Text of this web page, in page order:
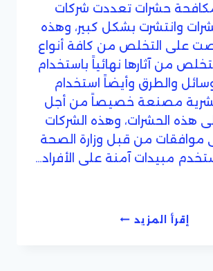
حشرات تعددت شركات
وانتشرت بشكل كبير، وهذه
على التخلص من كافة أنواع
من آثارها نهائياً باستخدام
والطرق وأيضاً استخدام
مصنعة خصيصاً من أجل
هذه الحشرات، وهذه الشركات
موافقات من قبل وزارة الصحة
مبيدات آمنة على الأفراد…
إقرأ المزيدشركات